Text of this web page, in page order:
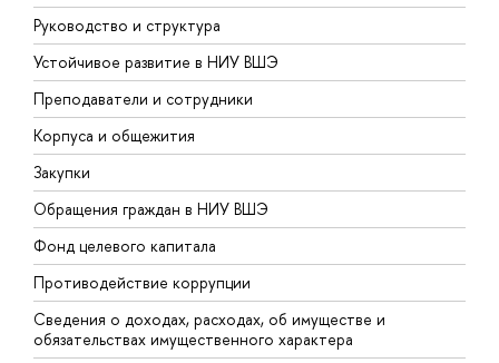
Руководство и структура
Устойчивое развитие в НИУ ВШЭ
Преподаватели и сотрудники
Корпуса и общежития
Закупки
Обращения граждан в НИУ ВШЭ
Фонд целевого капитала
Противодействие коррупции
Сведения о доходах, расходах, об имуществе и
обязательствах имущественного характера